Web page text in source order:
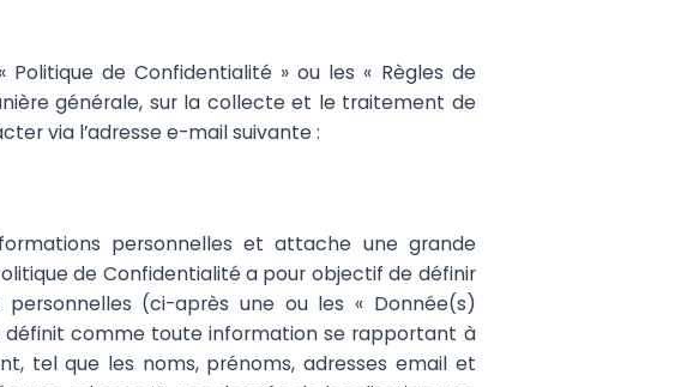
de Confidentialité » ou les « Règles de
générale, sur la collecte et le traitement de
via l’adresse e-mail suivante :
personnelles et attache une grande
de Confidentialité a pour objectif de définir
(ci-après une ou les « Donnée(s)
définit comme toute information se rapportant à
tel que les noms, prénoms, adresses email et